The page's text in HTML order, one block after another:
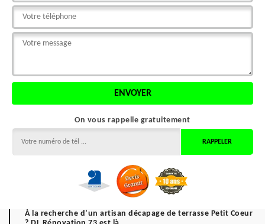
On vous rappelle gratuitement
À la recherche d’un artisan décapage de terrasse Petit Coeur